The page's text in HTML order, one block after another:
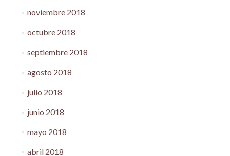
noviembre 2018
octubre 2018
septiembre 2018
agosto 2018
julio 2018
junio 2018
mayo 2018
abril 2018